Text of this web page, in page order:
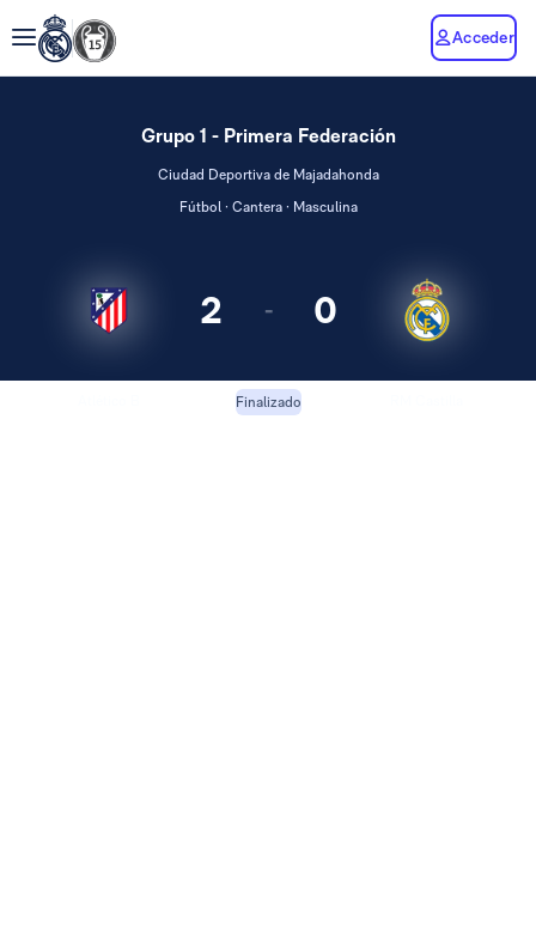
Acceder
Grupo 1 - Primera Federación
Ciudad Deportiva de Majadahonda
Fútbol · Cantera · Masculina
2 - 0
Finalizado